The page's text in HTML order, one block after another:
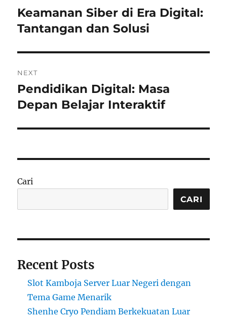
pos
Previous
post:
Keamanan Siber di Era Digital:
Tantangan dan Solusi
NEXT
Next
post:
Pendidikan Digital: Masa
Depan Belajar Interaktif
Cari
CARI
Recent Posts
Slot Kamboja Server Luar Negeri dengan
Tema Game Menarik
Shenhe Cryo Pendiam Berkekuatan Luar